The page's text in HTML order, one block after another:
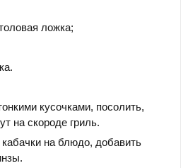
ложка;
кусочками, посолить,
на скороде гриль.
на блюдо, добавить